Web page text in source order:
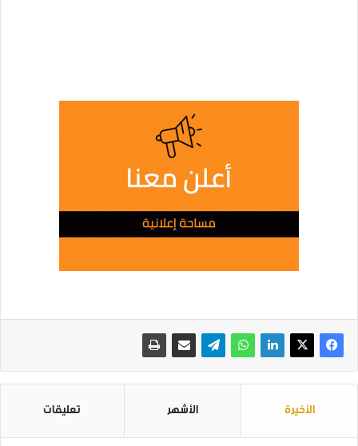
الأخيرة الأشهر تعليقات